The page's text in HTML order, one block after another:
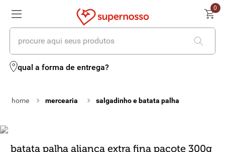
0
procure aqui seus produtos
qual a forma de entrega?
mercearia salgadinho e batata palha
batata palha aliança extra fina pacote 300g
termos mais buscados
2º leite
4 º iogurte